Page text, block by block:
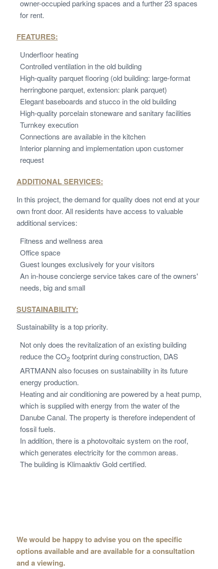
owner-occupied parking spaces and a further 23 spaces
for rent.
FEATURES:
Underfloor heating
Controlled ventilation in the old building
High-quality parquet flooring (old building: large-format
herringbone parquet, extension: plank parquet)
Elegant baseboards and stucco in the old building
High-quality porcelain stoneware and sanitary facilities
Turnkey execution
Connections are available in the kitchen
Interior planning and implementation upon customer
request
ADDITIONAL SERVICES:
In this project, the demand for quality does not end at your
own front door. All residents have access to valuable
additional services:
Fitness and wellness area
Office space
Guest lounges exclusively for your visitors
An in-house concierge service takes care of the owners'
needs, big and small
SUSTAINABILITY:
Sustainability is a top priority.
Not only does the revitalization of an existing building
reduce the CO2footprint during construction, DAS
ARTMANN also focuses on sustainability in its future
energy production.
Heating and air conditioning are powered by a heat pump,
which is supplied with energy from the water of the
Danube Canal. The property is therefore independent of
fossil fuels.
In addition, there is a photovoltaic system on the roof,
which generates electricity for the common areas.
The building is Klimaaktiv Gold certified.
We would be happy to advise you on the specific
options available and are available for a consultation
and a viewing.